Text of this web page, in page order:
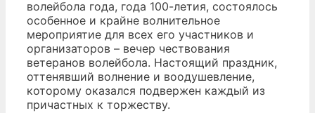
волейбола года, года 100-летия, состоялось
особенное и крайне волнительное
мероприятие для всех его участников и
организаторов – вечер чествования
ветеранов волейбола. Настоящий праздник,
оттенявший волнение и воодушевление,
которому оказался подвержен каждый из
причастных к торжеству.